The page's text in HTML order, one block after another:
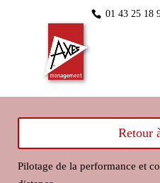
01 43 25 18
Retour
Pilotage de la performance et